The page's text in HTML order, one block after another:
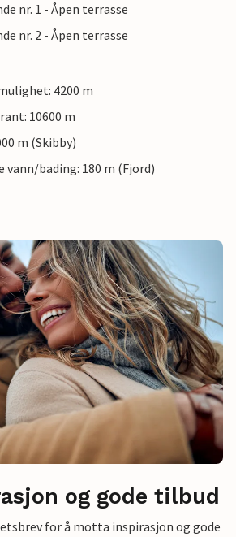
nr. 1 - Åpen terrasse
nr. 2 - Åpen terrasse
4200 m
10600 m
m (Skibby)
bading: 180 m (Fjord)
og gode tilbud
for å motta inspirasjon og gode